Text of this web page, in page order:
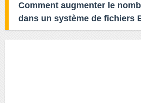
Comment augmenter le
dans un système de fichiers